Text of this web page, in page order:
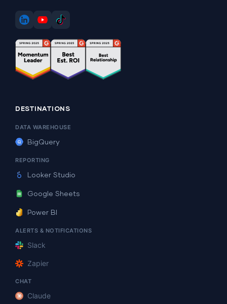
DESTINATIONS
DATA WAREHOUSE
BigQuery
REPORTING
Looker Studio
Google Sheets
Power BI
ALERTS & NOTIFICATIONS
Slack
Zapier
CHAT
Claude